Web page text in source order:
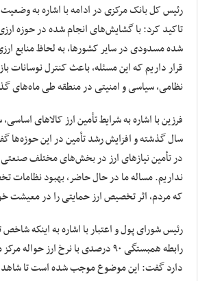
رئیس کل بانک مرکزی در ادامه با اشاره به
تاکید کرد: با گشایش‌های انجام شده در حوزه
شده مسدودی در سایر کشورها، به لحاظ منابع
قرار داریم که این مسئله، باعث کنترل نوسانات
نظامی، سیاسی و امنیتی در منطقه طی ماه‌های
فرزین با اشاره به شرایط تأمین ارز کالاهای
سال گذشته و افزایش رشد تأمین در این
در تأمین نیازهای ارز در بخش‌های مختلف
نداریم. مساله ما در حال حاضر، بهبود نظامات
که مردم، اثر تخصیص ارز حمایتی را در معیشت
رابطه همبستگی ۹۰ درصدی با نرخ ارز
دارد گفت: این موضوع موجب شده است تا شاهد